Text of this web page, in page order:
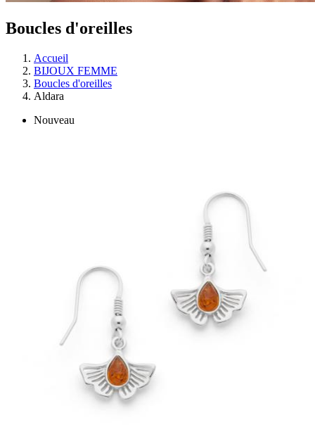
Boucles d'oreilles
Accueil
BIJOUX FEMME
Boucles d'oreilles
Aldara
Nouveau